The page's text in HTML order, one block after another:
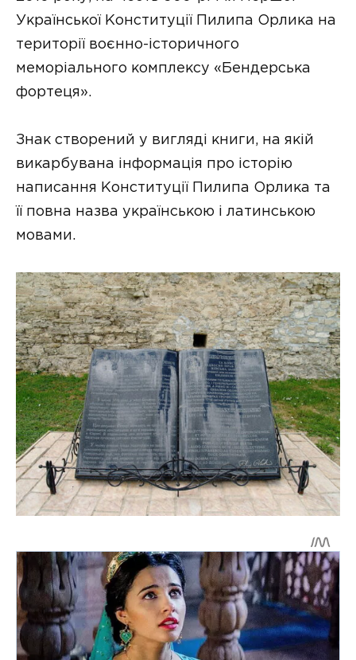
Української Конституції Пилипа Орлика на
території воєнно-історичного
меморіального комплексу «Бендерська
фортеця».
Знак створений у вигляді книги, на якій
викарбувана інформація про історію
написання Конституції Пилипа Орлика та
її повна назва українською і латинською
мовами.